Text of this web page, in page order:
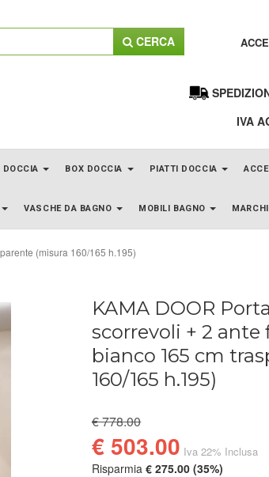
CERCA
IVA
DOCCIA BOX DOCCIA PIATTI DOCCIA
VASCHE DA BAGNO MOBILI BAGNO
(misura 160/165 h.195)
KAMA DOOR
scorrevoli + 2 ante
bianco 165 cm
160/165 h.195)
€ 778.00
€ 503.00 Iva 22% Inclusa
Risparmia€ 275.00 (35%)